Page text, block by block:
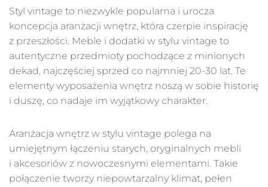
Styl vintage to niezwykle popularna i urocza
koncepcja aranżacji wnętrz, która czerpie inspirację
z przeszłości. Meble i dodatki w stylu vintage to
autentyczne przedmioty pochodzące z minionych
dekad, najczęściej sprzed co najmniej 20-30 lat. Te
elementy wyposażenia wnętrz noszą w sobie historię
i duszę, co nadaje im wyjątkowy charakter.
Aranżacja wnętrz w stylu vintage polega na
umiejętnym łączeniu starych, oryginalnych mebli
i akcesoriów z nowoczesnymi elementami. Takie
połączenie tworzy niepowtarzalny klimat, pełen